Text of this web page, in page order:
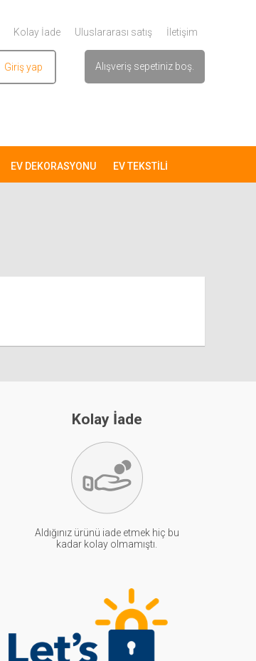
Kolay İade Uluslararası satış İletişim
Alışveriş sepetiniz boş.
Giriş yap
EV DEKORASYONU EV TEKSTİLİ
Kolay İade
Aldığınız ürünü iade etmek hiç bu
kadar kolay olmamıştı.